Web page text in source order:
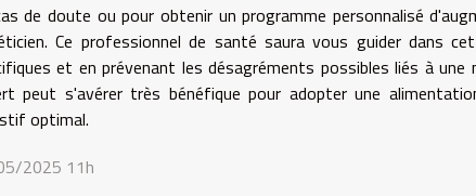
de doute ou pour obtenir un programme personnalisé
Ce professionnel de santé saura vous guider dans
et en prévenant les désagréments possibles liés à
peut s'avérer très bénéfique pour adopter une
optimal.
2025 11h